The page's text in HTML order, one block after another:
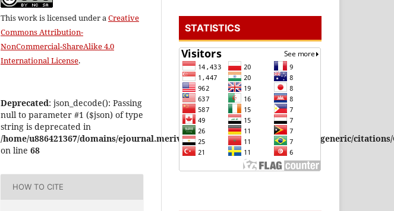
This work is licensed under aCreative
Commons Attribution-
NonCommercial-ShareAlike 4.0
International License.
Deprecated: json_decode(): Passing
null to parameter #1 ($json) of type
string is deprecated in
/home/u886421367/domains/ejournal.merivamedia.com/public_html/plugins/generic/
on line 68
HOW TO CITE
STATISTICS